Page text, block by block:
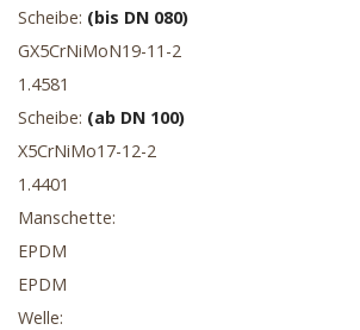
Scheibe: (bis DN 080)
GX5CrNiMoN19-11-2
1.4581
Scheibe: (ab DN 100)
X5CrNiMo17-12-2
1.4401
Manschette:
EPDM
EPDM
Welle: